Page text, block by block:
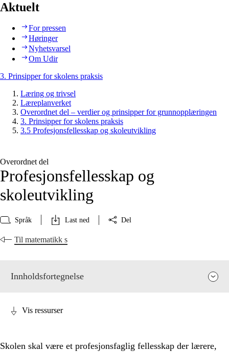
Aktuelt
For pressen
Høringer
Nyhetsvarsel
Om Udir
3. Prinsipper for skolens praksis
Læring og trivsel
Læreplanverket
Overordnet del – verdier og prinsipper for grunnopplæringen
3. Prinsipper for skolens praksis
3.5 Profesjonsfellesskap og skoleutvikling
Overordnet del
Profesjonsfellesskap og
skoleutvikling
Språk Last ned Del
Til matematikk s
Innholdsfortegnelse
Vis ressurser
Skolen skal være et profesjonsfaglig fellesskap der lærere,